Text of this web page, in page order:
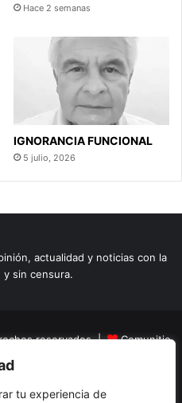
tu experiencia de
Hace 2 semanas
IGNORANCIA FUNCIONAL
5 julio, 2026
actualidad y noticias con la
y sin censura.
reservados |
Comunitic
901228106
Opinion Turismo